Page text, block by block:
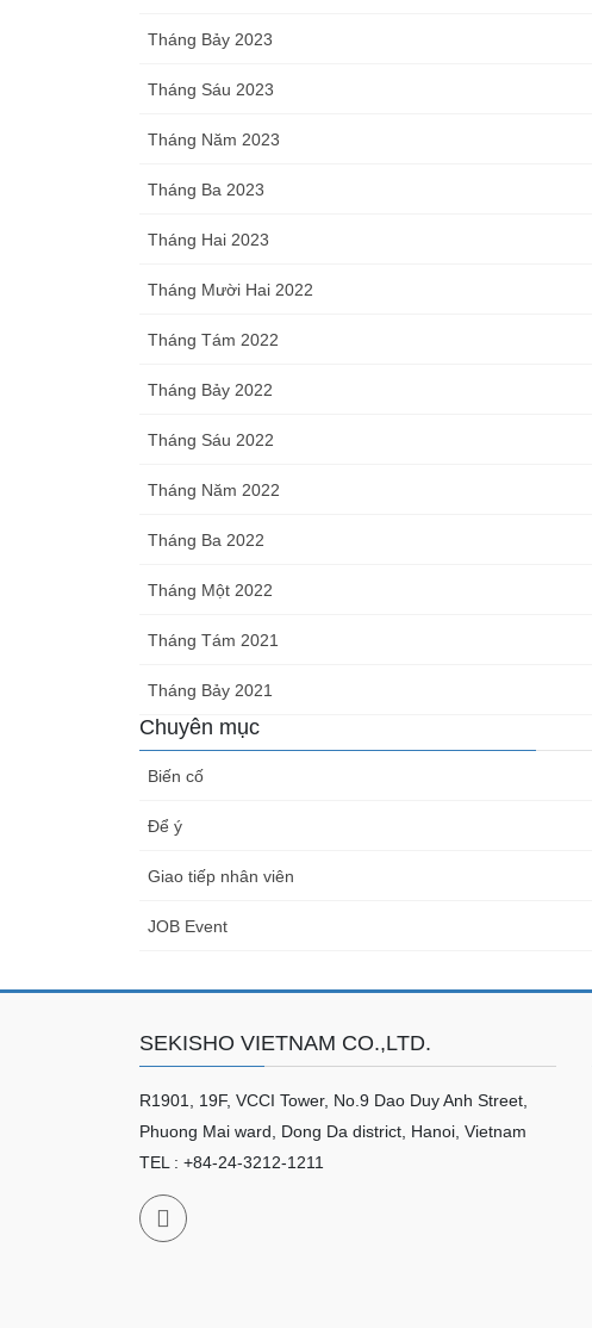
Tháng Bảy 2023
Tháng Sáu 2023
Tháng Năm 2023
Tháng Ba 2023
Tháng Hai 2023
Tháng Mười Hai 2022
Tháng Tám 2022
Tháng Bảy 2022
Tháng Sáu 2022
Tháng Năm 2022
Tháng Ba 2022
Tháng Một 2022
Tháng Tám 2021
Tháng Bảy 2021
Chuyên mục
Biến cố
Để ý
Giao tiếp nhân viên
JOB Event
SEKISHO VIETNAM CO.,LTD.
R1901, 19F, VCCI Tower, No.9 Dao Duy Anh Street,
Phuong Mai ward, Dong Da district, Hanoi, Vietnam
TEL : +84-24-3212-1211